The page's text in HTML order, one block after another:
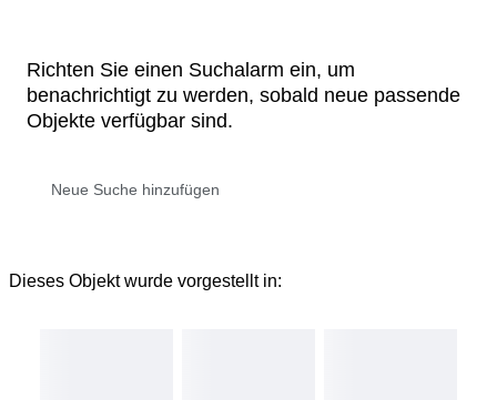
Richten Sie einen Suchalarm ein, um
benachrichtigt zu werden, sobald neue passende
Objekte verfügbar sind.
Dieses Objekt wurde vorgestellt in: